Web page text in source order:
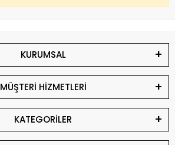
KURUMSAL
MÜŞTERİ HİZMETLERİ
KATEGORİLER